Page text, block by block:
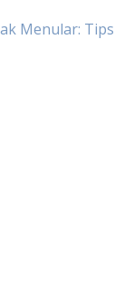
Menular: Tips